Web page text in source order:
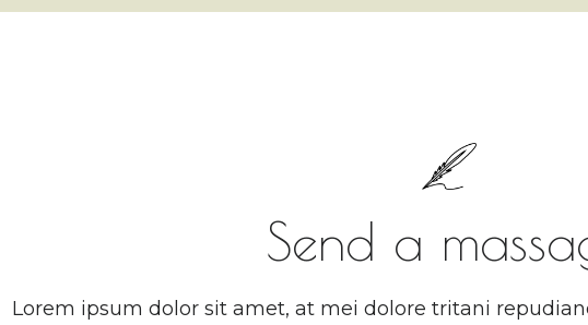
Send a
Lorem ipsum dolor sit amet, at mei dolore tritani